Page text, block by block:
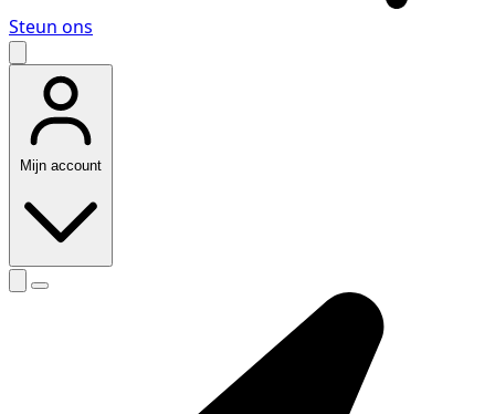
Steun ons
Mijn account